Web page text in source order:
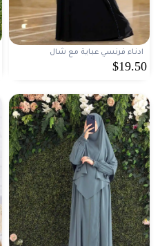
ادناء فرنسي عباية مع شال
$19.50